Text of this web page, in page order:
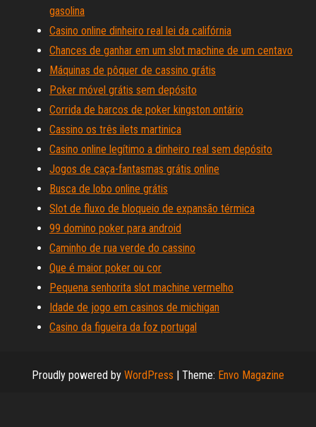
gasolina
Casino online dinheiro real lei da califórnia
Chances de ganhar em um slot machine de um centavo
Máquinas de pôquer de cassino grátis
Poker móvel grátis sem depósito
Corrida de barcos de poker kingston ontário
Cassino os três ilets martinica
Casino online legítimo a dinheiro real sem depósito
Jogos de caça-fantasmas grátis online
Busca de lobo online grátis
Slot de fluxo de bloqueio de expansão térmica
99 domino poker para android
Caminho de rua verde do cassino
Que é maior poker ou cor
Pequena senhorita slot machine vermelho
Idade de jogo em casinos de michigan
Casino da figueira da foz portugal
Proudly powered by WordPress | Theme: Envo Magazine